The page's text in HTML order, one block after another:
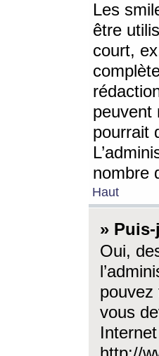
Les
être
court,
peuvent
pourrait
nombre
Haut
»
Oui,
pouvez
vous